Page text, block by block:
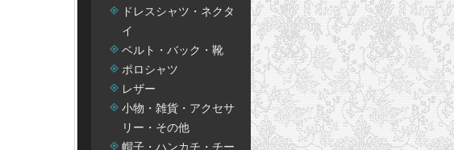
ドレスシャツ・ネクタ
イ
ベルト・バック・靴
ポロシャツ
レザー
小物・雑貨・アクセサ
リー・その他
帽子・ハンカチ・チー